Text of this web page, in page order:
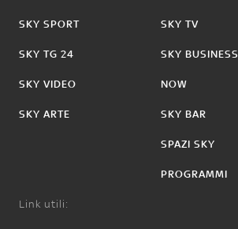
SKY SPORT
SKY TG 24
SKY VIDEO
SKY ARTE
SKY TV
SKY BUSINESS
NOW
SKY BAR
SPAZI SKY
PROGRAMMI
Link utili: